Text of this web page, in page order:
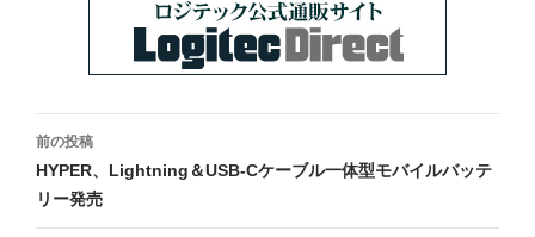
投
稿
ナ
前の投稿
HYPER、Lightning＆USB-Cケーブル一体型モバイルバッテ
リー発売